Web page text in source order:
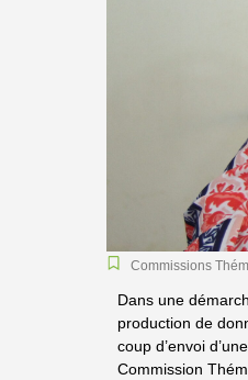
Commissions
Dans une
production de
coup d’envoi
Commission